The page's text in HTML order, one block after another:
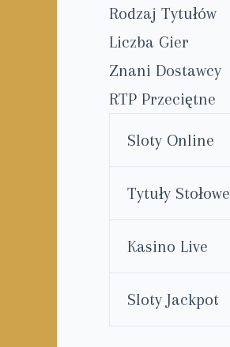
Rodzaj Tytułów
Liczba Gier
Znani Dostawcy
RTP Przeciętne
Sloty Online
Tytuły Stołowe
Kasino Live
Sloty Jackpot